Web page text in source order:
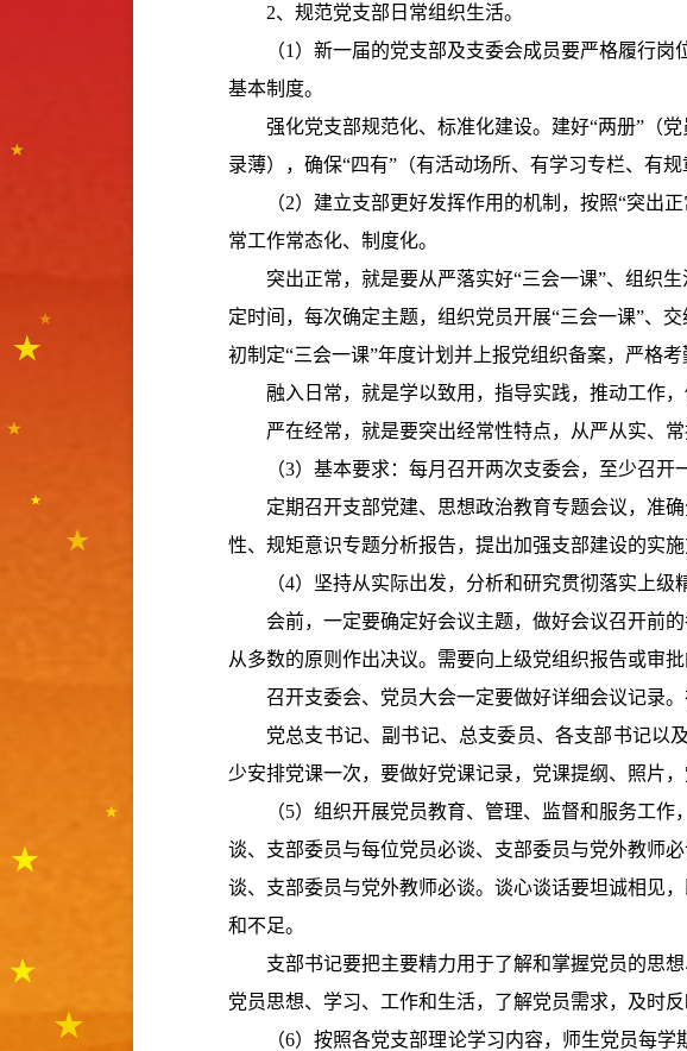
2、规范党支部日常组织生活。
（1 ）新一届的党支部及支委会成员要严格履行岗
基本制度。
强化党支部规范化、标准化建设。建好“两册”（
录薄），确保“四有”（有活动场所、有学习专栏、有规
（2）建立支部更好发挥作用的机制，按照“突出
常工作常态化、制度化。
突出正常，就是要从严落实好“三会一课”、组织
定时间，每次确定主题，组织党员开展“三会一课”、
初制定“三会一课”年度计划并上报党组织备案，严格
融入日常，就是学以致用，指导实践，推动工作
严在经常，就是要突出经常性特点，从严从实、常
（3）基本要求：每月召开两次支委会，至少召开
定期召开支部党建、思想政治教育专题会议，准
性、规矩意识专题分析报告，提出加强支部建设的实施
（4）坚持从实际出发，分析和研究贯彻落实上级
会前，一定要确定好会议主题，做好会议召开前
从多数的原则作出决议。需要向上级党组织报告或审
召开支委会、党员大会一定要做好详细会议记录
党总支书记、副书记、总支委员、各支部书记以
少安排党课一次，要做好党课记录，党课提纲、照片，
（5）组织开展党员教育、管理、监督和服务工作
谈、支部委员与每位党员必谈、支部委员与党外教师
谈、支部委员与党外教师必谈。谈心谈话要坦诚相见
和不足。
支部书记要把主要精力用于了解和掌握党员的思
党员思想、学习、工作和生活，了解党员需求，及时
（6）按照各党支部理论学习内容，师生党员每学